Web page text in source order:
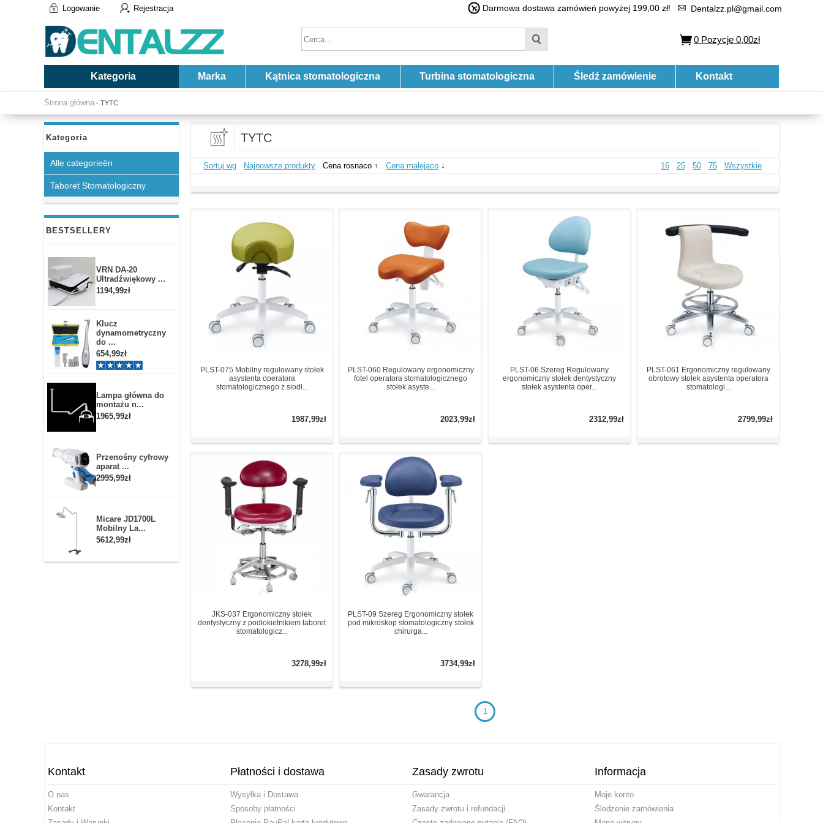
Logowanie Rejestracja Darmowa dostawa zamówień powyżej 199,00 zł! Dentalzz.pl@gmail.com
0 Pozycje 0,00zł
Kategoria Marka Kątnica stomatologiczna Turbina stomatologiczna Śledź zamówienie Kontakt
Strona główna - TYTC
Kategoria
Alle categorieën
Taboret Stomatologiczny
BESTSELLERY
VRN DA-20
Ultradźwiękowy ...
1194,99zł
Klucz
dynamometryczny
do ...
654,99zł
Lampa główna do
montażu n...
1965,99zł
Przenośny cyfrowy
aparat ...
2995,99zł
Micare JD1700L
Mobilny La...
5612,99zł
TYTC
16 25 50 75 Wszystkie
Sortuj wg Najnowsze produkty Cena rosnaco ↑ Cena malejaco ↓
PLST-075 Mobilny regulowany stołek
asystenta operatora
stomatologicznego z siodł...
1987,99zł
PLST-060 Regulowany ergonomiczny
fotel operatora stomatologicznego
stołek asyste...
2023,99zł
PLST-06 Szereg Regulowany
ergonomiczny stołek dentystyczny
stołek asystenta oper...
2312,99zł
PLST-061 Ergonomiczny regulowany
obrotowy stołek asystenta operatora
stomatologi...
2799,99zł
JKS-037 Ergonomiczny stołek
dentystyczny z podłokietnikiem taboret
stomatologicz...
3278,99zł
PLST-09 Szereg Ergonomiczny stołek
pod mikroskop stomatologiczny stołek
chirurga...
3734,99zł
1
Kontakt
O nas
Kontakt
Płatności i dostawa
Wysyłka i Dostawa
Sposoby płatności
Zasady zwrotu
Gwarancja
Zasady zwrotu i refundacji
Informacja
Moje konto
Śledzenie zamówienia